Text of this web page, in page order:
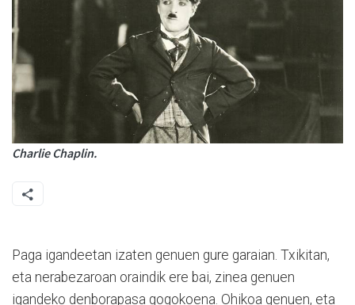
Charlie Chaplin.
Paga igandeetan izaten genuen gure garaian. Txikitan,
eta nerabezaroan oraindik ere bai, zinea genuen
igandeko denborapasa gogokoena. Ohikoa genuen, eta